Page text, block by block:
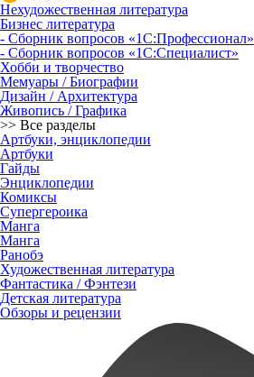
Нехудожественная литература
Бизнес литература
- Сборник вопросов «1С:Профессионал»
- Сборник вопросов «1С:Специалист»
Хобби и творчество
Мемуары / Биографии
Дизайн / Архитектура
Живопись / Графика
>> Все разделы
Артбуки, энциклопедии
Артбуки
Гайды
Энциклопедии
Комиксы
Супергероика
Манга
Манга
Ранобэ
Художественная литература
Фантастика / Фэнтези
Детская литература
Обзоры и рецензии